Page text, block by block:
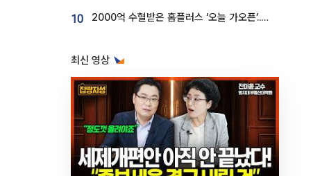
10 2000억 수혈받은 홈플러스 ‘오늘 가오픈’...13일 정식 개장 시험대
최신 영상